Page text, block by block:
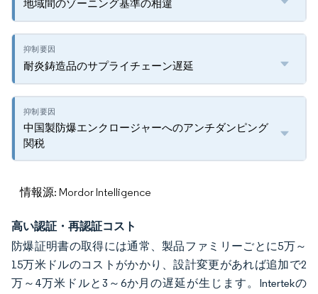
地域間のゾーニング基準の相違
耐炎鋳造品のサプライチェーン遅延
中国製防爆エンクロージャーへのアンチダンピング
関税
情報源: Mordor Intelligence
高い認証・再認証コスト
防爆証明書の取得には通常、製品ファミリーごとに5万～
15万米ドルのコストがかかり、設計変更があれば追加で2
万～4万米ドルと3～6か月の遅延が生じます。Intertekの